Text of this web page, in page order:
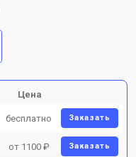
Цена
бесплатно Заказать
от 1100 ₽ Заказать